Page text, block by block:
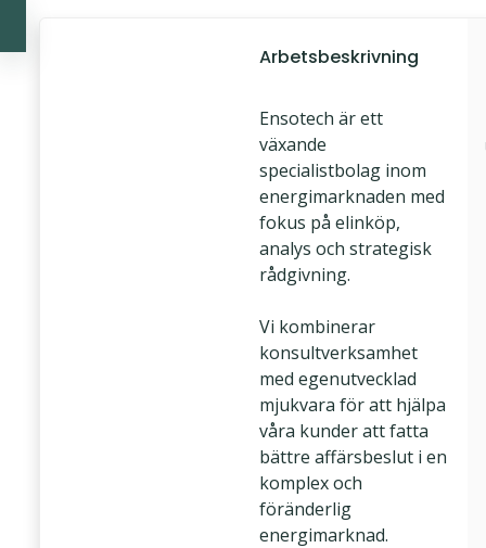
Arbetsbeskrivning
Ensotech är ett
växande
specialistbolag inom
energimarknaden med
fokus på elinköp,
analys och strategisk
rådgivning.
Vi kombinerar
konsultverksamhet
med egenutvecklad
mjukvara för att hjälpa
våra kunder att fatta
bättre affärsbeslut i en
komplex och
föränderlig
energimarknad.